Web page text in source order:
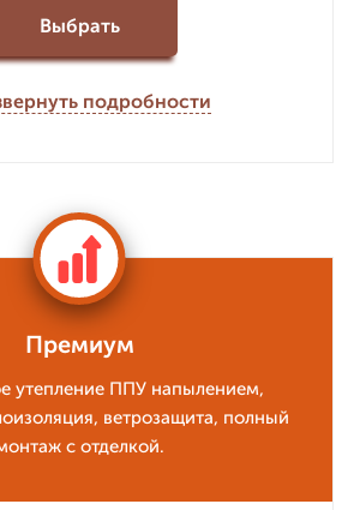
Выбрать
подробности
Премиум
утепление ППУ напылением,
ветрозащита, полный
с отделкой.